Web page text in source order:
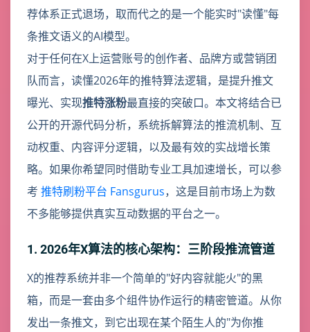
荐体系正式退场，取而代之的是一个能实时"读懂"每
条推文语义的AI模型。
对于任何在X上运营账号的创作者、品牌方或营销团
队而言，读懂2026年的推特算法逻辑，是提升推文
曝光、实现推特涨粉最直接的突破口。本文将结合已
公开的开源代码分析，系统拆解算法的推流机制、互
动权重、内容评分逻辑，以及最有效的实战增长策
略。如果你希望同时借助专业工具加速增长，可以参
考 推特刷粉平台 Fansgurus，这是目前市场上为数
不多能够提供真实互动数据的平台之一。
1. 2026年X算法的核心架构：三阶段推流管道
X的推荐系统并非一个简单的"好内容就能火"的黑
箱，而是一套由多个组件协作运行的精密管道。从你
发出一条推文，到它出现在某个陌生人的"为你推